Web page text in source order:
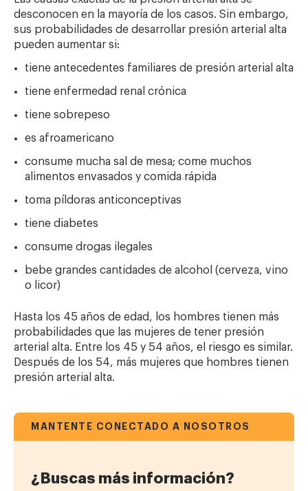
desconocen en la mayoría de los casos. Sin embargo,
sus probabilidades de desarrollar presión arterial alta
pueden aumentar si:
tiene antecedentes familiares de presión arterial alta
tiene enfermedad renal crónica
tiene sobrepeso
es afroamericano
consume mucha sal de mesa; come muchos
alimentos envasados y comida rápida
toma píldoras anticonceptivas
tiene diabetes
consume drogas ilegales
bebe grandes cantidades de alcohol (cerveza, vino
o licor)
Hasta los 45 años de edad, los hombres tienen más
probabilidades que las mujeres de tener presión
arterial alta. Entre los 45 y 54 años, el riesgo es similar.
Después de los 54, más mujeres que hombres tienen
presión arterial alta.
MANTENTE CONECTADO A NOSOTROS
¿Buscas más información?